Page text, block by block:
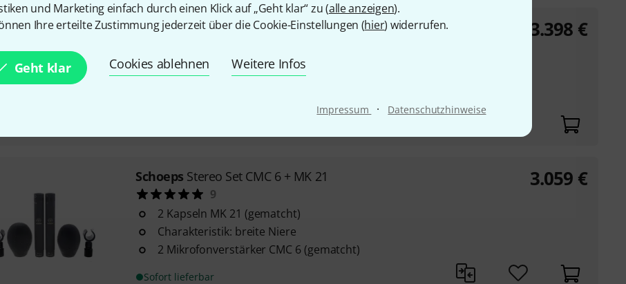
und Marketing einfach durch einen Klick auf „Geht klar“ zu (alle anzeigen).
Ihre erteilte Zustimmung jederzeit über die Cookie-Einstellungen (hier) widerrufen.
Geht klar Cookies ablehnen Weitere Infos
Impressum · Datenschutzhinweise
Schoeps MSTC 74
Charakteristik: Niere
3.398 €
Schoeps Stereo Set CMC 6 + MK 21
9
2 Kapseln MK 21 (gematcht)
Charakteristik: breite Niere
2 Mikrofonverstärker CMC 6 (gematcht)
Sofort lieferbar
3.059 €